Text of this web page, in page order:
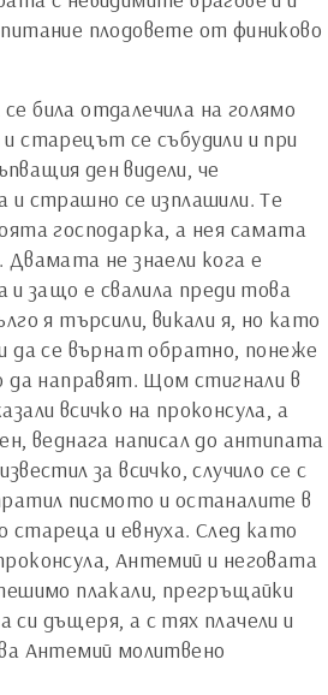
плодовете от финиково
била отдалечила на голямо
старецът се събудили и при
ден видели, че
и страшно се изплашили. Те
господарка, а нея самата
не знаели кога е
и защо е свалила преди това
я търсили, викали я, но като
да се върнат обратно, понеже
да направят. Щом стигнали в
всичко на проконсула, а
веднага написал до антипата
за всичко, случило се с
писмото и останалите в
стареца и евнуха. След като
Антемий и неговата
плакали, прегръщайки
дъщеря, а с тях плачели и
Антемий молитвено